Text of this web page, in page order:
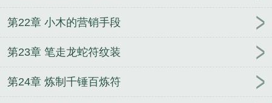
第22章 小木的营销手段
第23章 笔走龙蛇符纹装
第24章 炼制千锤百炼符